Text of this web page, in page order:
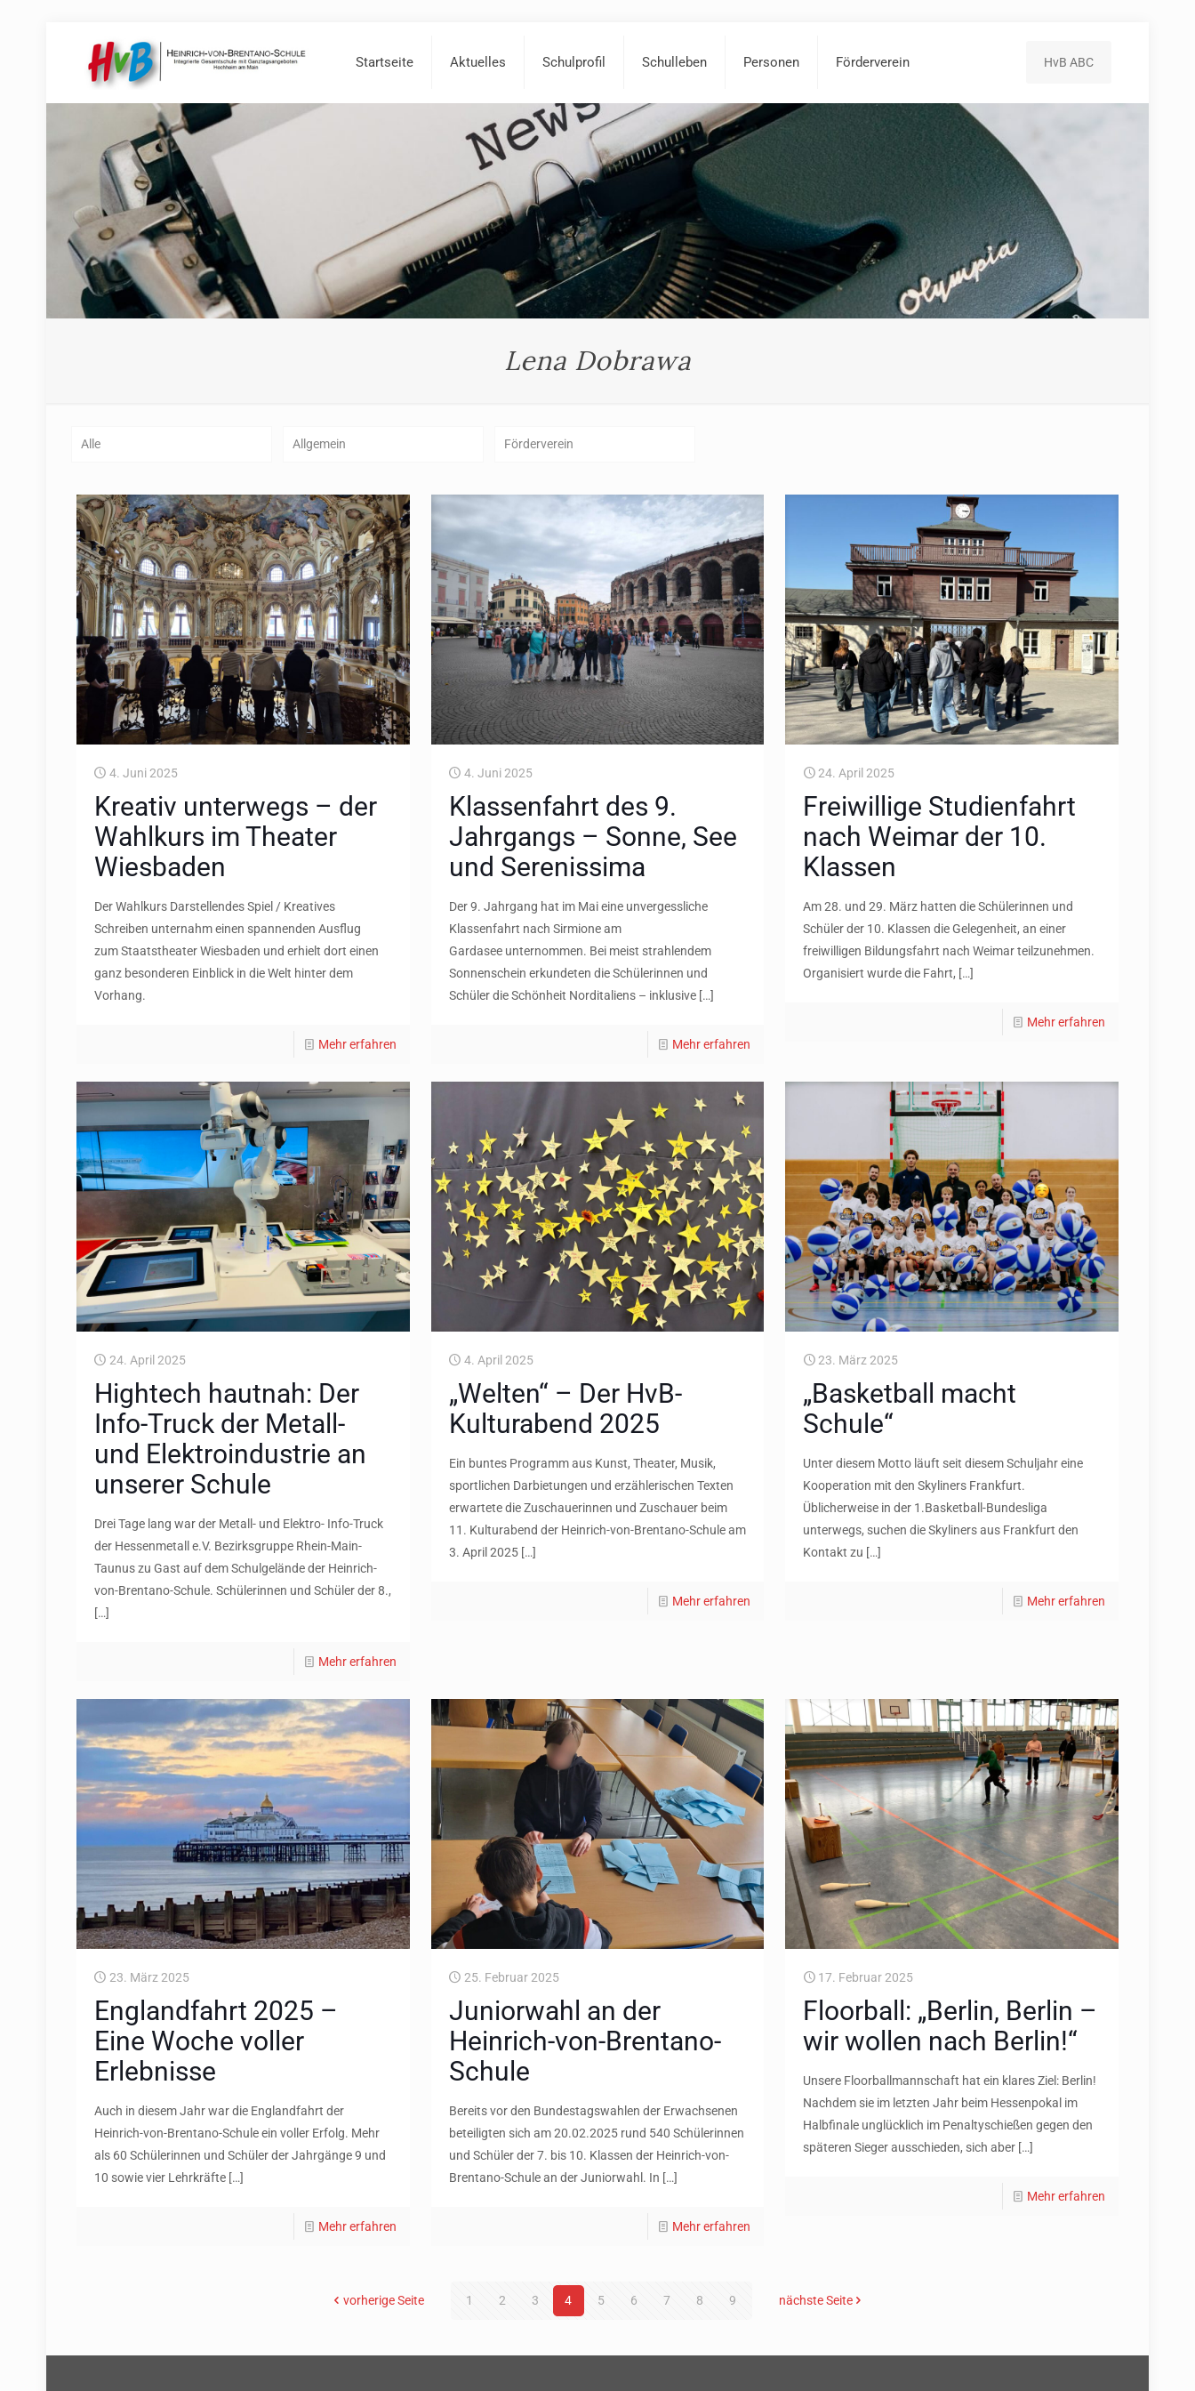
Startseite Aktuelles Schulprofil Schulleben Personen Förderverein HvB ABC
Lena Dobrawa
Alle Allgemein Förderverein
4. Juni 2025
Kreativ unterwegs – der
Wahlkurs im Theater
Wiesbaden
Der Wahlkurs Darstellendes Spiel / Kreatives
Schreiben unternahm einen spannenden Ausflug
zum Staatstheater Wiesbaden und erhielt dort einen
ganz besonderen Einblick in die Welt hinter dem
Vorhang.
Mehr erfahren
4. Juni 2025
Klassenfahrt des 9.
Jahrgangs – Sonne, See
und Serenissima
Der 9. Jahrgang hat im Mai eine unvergessliche
Klassenfahrt nach Sirmione am
Gardasee unternommen. Bei meist strahlendem
Sonnenschein erkundeten die Schülerinnen und
Schüler die Schönheit Norditaliens – inklusive[…]
Mehr erfahren
24. April 2025
Freiwillige Studienfahrt
nach Weimar der 10.
Klassen
Am 28. und 29. März hatten die Schülerinnen und
Schüler der 10. Klassen die Gelegenheit, an einer
freiwilligen Bildungsfahrt nach Weimar teilzunehmen.
Organisiert wurde die Fahrt, […]
Mehr erfahren
24. April 2025
Hightech hautnah: Der
Info-Truck der Metall-
und Elektroindustrie an
unserer Schule
Drei Tage lang war der Metall- und Elektro- Info-Truck
der Hessenmetall e.V. Bezirksgruppe Rhein-Main-
Taunus zu Gast auf dem Schulgelände der Heinrich-
von-Brentano-Schule. Schülerinnen und Schüler der 8.,
[…]
Mehr erfahren
4. April 2025
„Welten“ – Der HvB-
Kulturabend 2025
Ein buntes Programm aus Kunst, Theater, Musik,
sportlichen Darbietungen und erzählerischen Texten
erwartete die Zuschauerinnen und Zuschauer beim
11. Kulturabend der Heinrich-von-Brentano-Schule am
3. April 2025[…]
Mehr erfahren
23. März 2025
„Basketball macht
Schule“
Unter diesem Motto läuft seit diesem Schuljahr eine
Kooperation mit den Skyliners Frankfurt.
Üblicherweise in der 1.Basketball-Bundesliga
unterwegs, suchen die Skyliners aus Frankfurt den
Kontakt zu […]
Mehr erfahren
23. März 2025
Englandfahrt 2025 –
Eine Woche voller
Erlebnisse
Auch in diesem Jahr war die Englandfahrt der
Heinrich-von-Brentano-Schule ein voller Erfolg. Mehr
als 60 Schülerinnen und Schüler der Jahrgänge 9 und
10 sowie vier Lehrkräfte[…]
Mehr erfahren
25. Februar 2025
Juniorwahl an der
Heinrich-von-Brentano-
Schule
Bereits vor den Bundestagswahlen der Erwachsenen
beteiligten sich am 20.02.2025 rund 540 Schülerinnen
und Schüler der 7. bis 10. Klassen der Heinrich-von-
Brentano-Schule an der Juniorwahl. In […]
Mehr erfahren
17. Februar 2025
Floorball: „Berlin, Berlin –
wir wollen nach Berlin!“
Unsere Floorballmannschaft hat ein klares Ziel: Berlin!
Nachdem sie im letzten Jahr beim Hessenpokal im
Halbfinale unglücklich im Penaltyschießen gegen den
späteren Sieger ausschieden, sich aber […]
Mehr erfahren
vorherige Seite 1 2 3 4 5 6 7 8 9 nächste Seite